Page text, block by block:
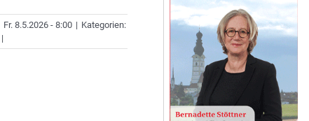
Fr. 8.5.2026 - 8:00 | Kategorien:
|